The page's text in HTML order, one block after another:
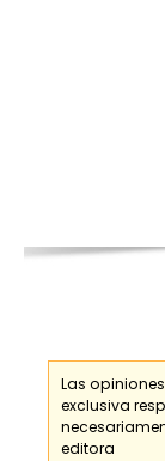
Las
exclusiva
editora